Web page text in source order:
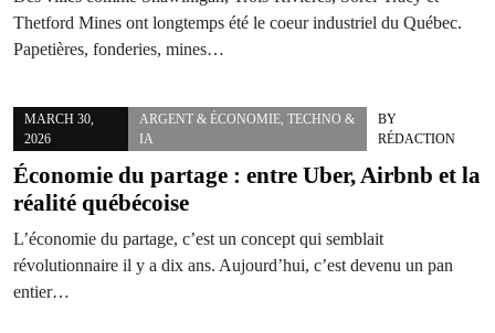
Thetford Mines ont longtemps été le coeur industriel du Québec.
Papetières, fonderies, mines…
MARCH 30,
2026
ARGENT & ÉCONOMIE, TECHNO &
IA
BY
RÉDACTION
Économie du partage : entre Uber, Airbnb et la
réalité québécoise
L’économie du partage, c’est un concept qui semblait
révolutionnaire il y a dix ans. Aujourd’hui, c’est devenu un pan
entier…